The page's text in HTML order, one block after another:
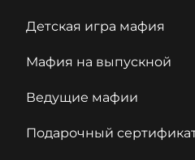
Детская игра мафия
Мафия на выпускной
Ведущие мафии
Подарочный